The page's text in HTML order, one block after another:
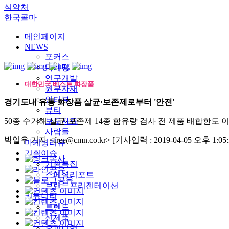
식약처
한국콜마
메인페이지
NEWS
포커스
마케팅
연구개발
원부자재
인터뷰
뷰티
보도자료
사람들
마케팅리뷰
기획이슈
기획특집
스페셜리포트
브랜드프리젠테이션
커뮤니티
트렌드
신제품
대한민국 베스트 화장품
경기도내 유통 화장품 살균·보존제로부터 '안전'
50종 수거해 살균·보존제 14종 함유량 검사 전 제품 배합한도
박일우 기자 <free@cmn.co.kr> [기사입력 : 2019-04-05 오후